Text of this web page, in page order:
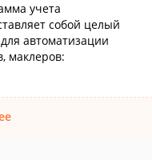
учета
собой целый
автоматизации
маклеров: